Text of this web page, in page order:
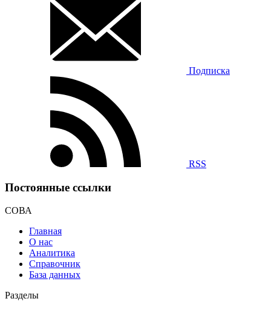
Подписка
RSS
Постоянные ссылки
СОВА
Главная
О нас
Аналитика
Справочник
База данных
Разделы